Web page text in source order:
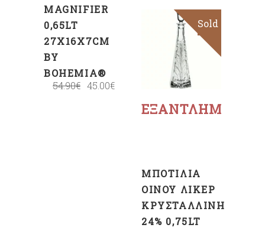
MAGNIFIER
0,65LT
27X16X7CM
BY
BOHEMIA®
54.90€ 45.00€
Sale
ΕΞΑΝΤΛΗΜΈΝΟ
Sold
Διαβάστε
περισσότερα
ΜΠΟΤΊΛΙΑ
ΟΊΝΟΥ ΛΙΚΈΡ
ΚΡΥΣΤΆΛΛΙΝΗ
24% 0,75LT